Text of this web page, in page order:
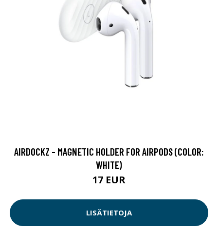
AIRDOCKZ - MAGNETIC HOLDER FOR AIRPODS (COLOR:
WHITE)
17 EUR
LISÄTIETOJA